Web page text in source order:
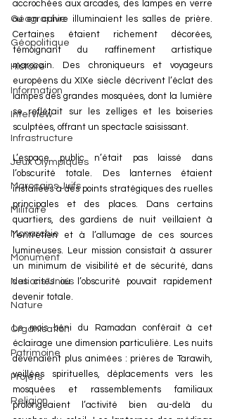
Géographie
Géopolitique
Histoire
Information
Interview
Infrastructure
Jeux Olympiques
Marocains Juifs
Militaire
Monarchie
Monument
Nations Unies
Nature
Organisation
Patrimoine
Projets
Religion
accrochées aux arcades, des lampes en verre
ou en cuivre illuminaient les salles de prière.
Certaines étaient richement décorées,
témoignant du raffinement artistique
marocain. Des chroniqueurs et voyageurs
européens du XIXe siècle décrivent l’éclat des
lampes des grandes mosquées, dont la lumière
se reflétait sur les zelliges et les boiseries
sculptées, offrant un spectacle saisissant.
L’espace public n’était pas laissé dans
l’obscurité totale. Des lanternes étaient
installées à des points stratégiques des ruelles
principales et des places. Dans certains
quartiers, des gardiens de nuit veillaient à
l’entretien et à l’allumage de ces sources
lumineuses. Leur mission consistait à assurer
un minimum de visibilité et de sécurité, dans
des cités où l’obscurité pouvait rapidement
devenir totale.
Le mois béni du Ramadan conférait à cet
éclairage une dimension particulière. Les nuits
devenaient plus animées : prières de Tarawih,
veillées spirituelles, déplacements vers les
mosquées et rassemblements familiaux
prolongeaient l’activité bien au-delà du